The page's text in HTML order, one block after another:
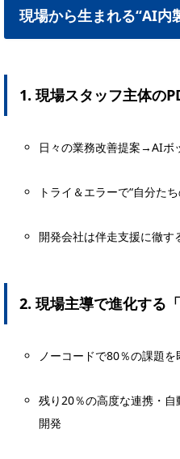
現場から生まれる“AI内
1. 現場スタッフ主体の
日々の業務改善提案→AI
トライ＆エラーで“自分た
開発会社は伴走支援に徹す
2. 現場主導で進化する
ノーコードで80％の課題を
残り20％の高度な連携・
開発